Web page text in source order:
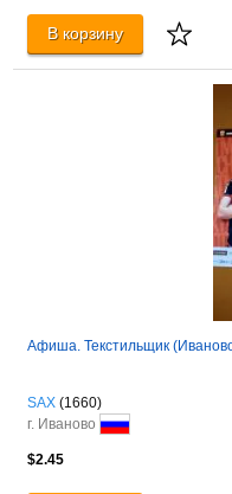
В корзину
Афиша. Текстильщик
SAX (1660)
г. Иваново
$2.45